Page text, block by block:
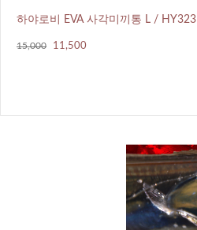
하야로비 EVA 사각미끼통 L / HY323
15,000 11,500